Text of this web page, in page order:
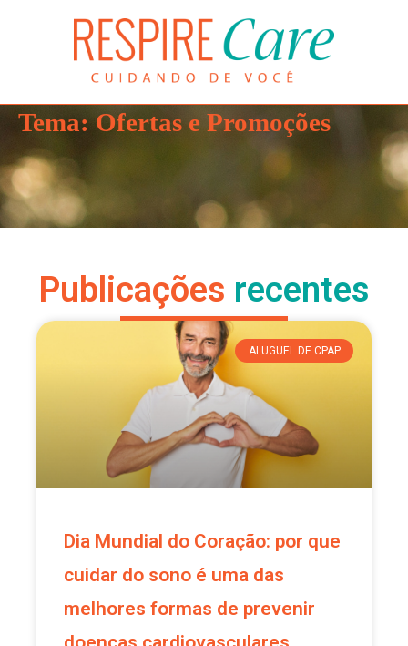
Tema: Ofertas e Promoções
ALUGUEL DE CPAP
Dia Mundial do Coração: por que
cuidar do sono é uma das
melhores formas de prevenir
Publicações recentes